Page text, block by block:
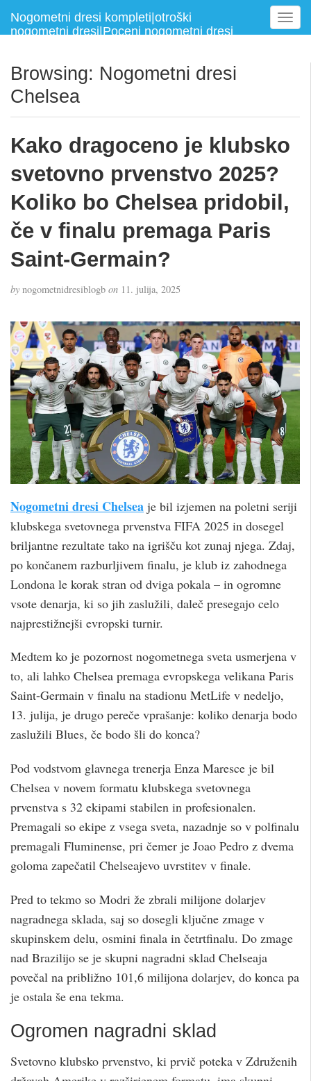
Nogometni dresi kompleti|otroški
nogometni dresi|Poceni nogometni dresi
T
o
v
i
Browsing: Nogometni dresi
Chelsea
Kako dragoceno je klubsko
svetovno prvenstvo 2025?
Koliko bo Chelsea pridobil,
če v finalu premaga Paris
Saint-Germain?
by nogometnidresiblogb on 11. julija, 2025
Nogometni dresi Chelsea je bil izjemen na poletni seriji
klubskega svetovnega prvenstva FIFA 2025 in dosegel
briljantne rezultate tako na igrišču kot zunaj njega. Zdaj,
po končanem razburljivem finalu, je klub iz zahodnega
Londona le korak stran od dviga pokala – in ogromne
vsote denarja, ki so jih zaslužili, daleč presegajo celo
najprestižnejši evropski turnir.
Medtem ko je pozornost nogometnega sveta usmerjena v
to, ali lahko Chelsea premaga evropskega velikana Paris
Saint-Germain v finalu na stadionu MetLife v nedeljo,
13. julija, je drugo pereče vprašanje: koliko denarja bodo
zaslužili Blues, če bodo šli do konca?
Pod vodstvom glavnega trenerja Enza Maresce je bil
Chelsea v novem formatu klubskega svetovnega
prvenstva s 32 ekipami stabilen in profesionalen.
Premagali so ekipe z vsega sveta, nazadnje so v polfinalu
premagali Fluminense, pri čemer je Joao Pedro z dvema
goloma zapečatil Chelseajevo uvrstitev v finale.
Pred to tekmo so Modri ​​že zbrali milijone dolarjev
nagradnega sklada, saj so dosegli ključne zmage v
skupinskem delu, osmini finala in četrtfinalu. Do zmage
nad Brazilijo se je skupni nagradni sklad Chelseaja
povečal na približno 101,6 milijona dolarjev, do konca pa
je ostala še ena tekma.
Ogromen nagradni sklad
Svetovno klubsko prvenstvo, ki prvič poteka v Združenih